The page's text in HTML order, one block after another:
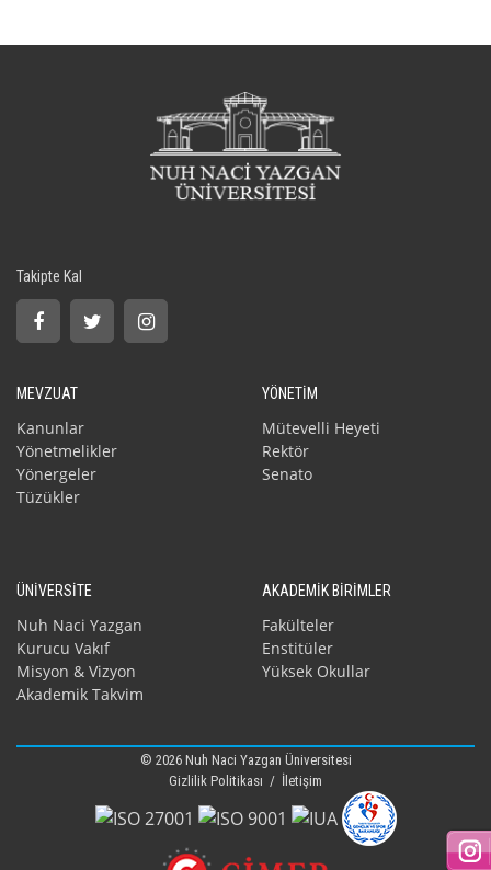
Takipte Kal
MEVZUAT
Kanunlar
Yönetmelikler
Yönergeler
Tüzükler
YÖNETİM
Mütevelli Heyeti
Rektör
Senato
ÜNİVERSİTE
Nuh Naci Yazgan
Kurucu Vakıf
Misyon & Vizyon
Akademik Takvim
AKADEMİK BİRİMLER
Fakülteler
Enstitüler
Yüksek Okullar
© 2026 Nuh Naci Yazgan Üniversitesi
Gizlilik Politikası / İletişim